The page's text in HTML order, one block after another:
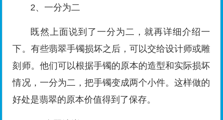
2、一分为二
既然上面说到了一分为二，就再详细介绍一
下。有些翡翠手镯损坏之后，可以交给设计师或雕
刻师。他们可以根据手镯的原本的造型和实际损坏
情况，一分为二，把手镯变成两个小件。这样做的
好处是翡翠的原本价值得到了保存。